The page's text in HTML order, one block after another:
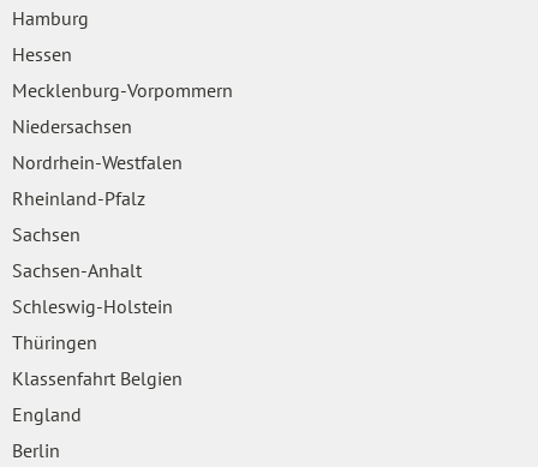
Hamburg
Hessen
Mecklenburg-Vorpommern
Niedersachsen
Nordrhein-Westfalen
Rheinland-Pfalz
Sachsen
Sachsen-Anhalt
Schleswig-Holstein
Thüringen
Klassenfahrt Belgien
England
Berlin